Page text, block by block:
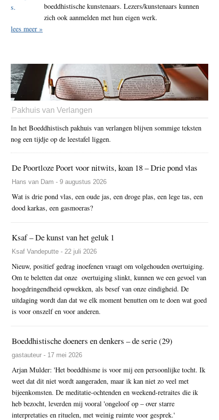
boeddhistische kunstenaars. Lezers/kunstenaars kunnen
zich ook aanmelden met hun eigen werk.
lees meer »
Pakhuis van Verlangen
In het Boeddhistisch pakhuis van verlangen blijven sommige teksten
nog een tijdje op de leestafel liggen.
De Poortloze Poort voor nitwits, koan 18 – Drie pond vlas
Hans van Dam - 9 augustus 2026
Wat is drie pond vlas, een oude jas, een droge plas, een lege tas, een
dood karkas, een gasmoeras?
Ksaf – De kunst van het geluk 1
Ksaf Vandeputte - 22 juli 2026
Nieuw, positief gedrag inoefenen vraagt om volgehouden overtuiging.
Om te beletten dat onze overtuiging slinkt, kunnen we een gevoel van
hoogdringendheid opwekken, als besef van onze eindigheid. De
uitdaging wordt dan dat we elk moment benutten om te doen wat goed
is voor onszelf en voor anderen.
Boeddhistische doeners en denkers – de serie (29)
gastauteur - 17 mei 2026
Arjan Mulder: 'Het boeddhisme is voor mij een persoonlijke tocht. Ik
weet dat dit niet wordt aangeraden, maar ik kan niet zo veel met
bijeenkomsten. De meditatie-ochtenden en weekend-retraites die ik
heb bezocht, leverden mij vooral 'ongeloof op – over starre
interpretaties en rituelen, met weinig ruimte voor gesprek.'